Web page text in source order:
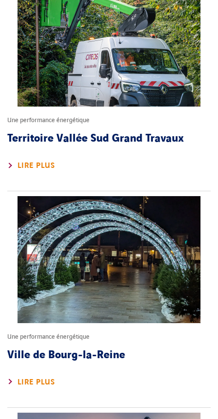
Une performance énergétique
Territoire Vallée Sud Grand Travaux
LIRE PLUS
Une performance énergétique
Ville de Bourg-la-Reine
LIRE PLUS